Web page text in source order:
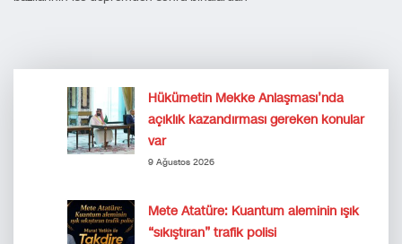
Hükümetin Mekke Anlaşması’nda
açıklık kazandırması gereken konular
var
9 Ağustos 2026
Mete Atatüre: Kuantum aleminin ışık
“sıkıştıran” trafik polisi